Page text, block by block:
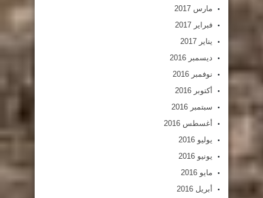
مارس 2017
فبراير 2017
يناير 2017
ديسمبر 2016
نوفمبر 2016
أكتوبر 2016
سبتمبر 2016
أغسطس 2016
يوليو 2016
يونيو 2016
مايو 2016
أبريل 2016